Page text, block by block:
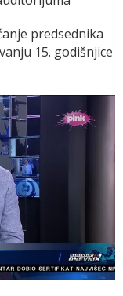
predsednika
15. godišnjice